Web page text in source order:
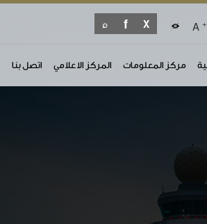
+
A
مركز المعلومات المركز الاعلامي اتصل بنا